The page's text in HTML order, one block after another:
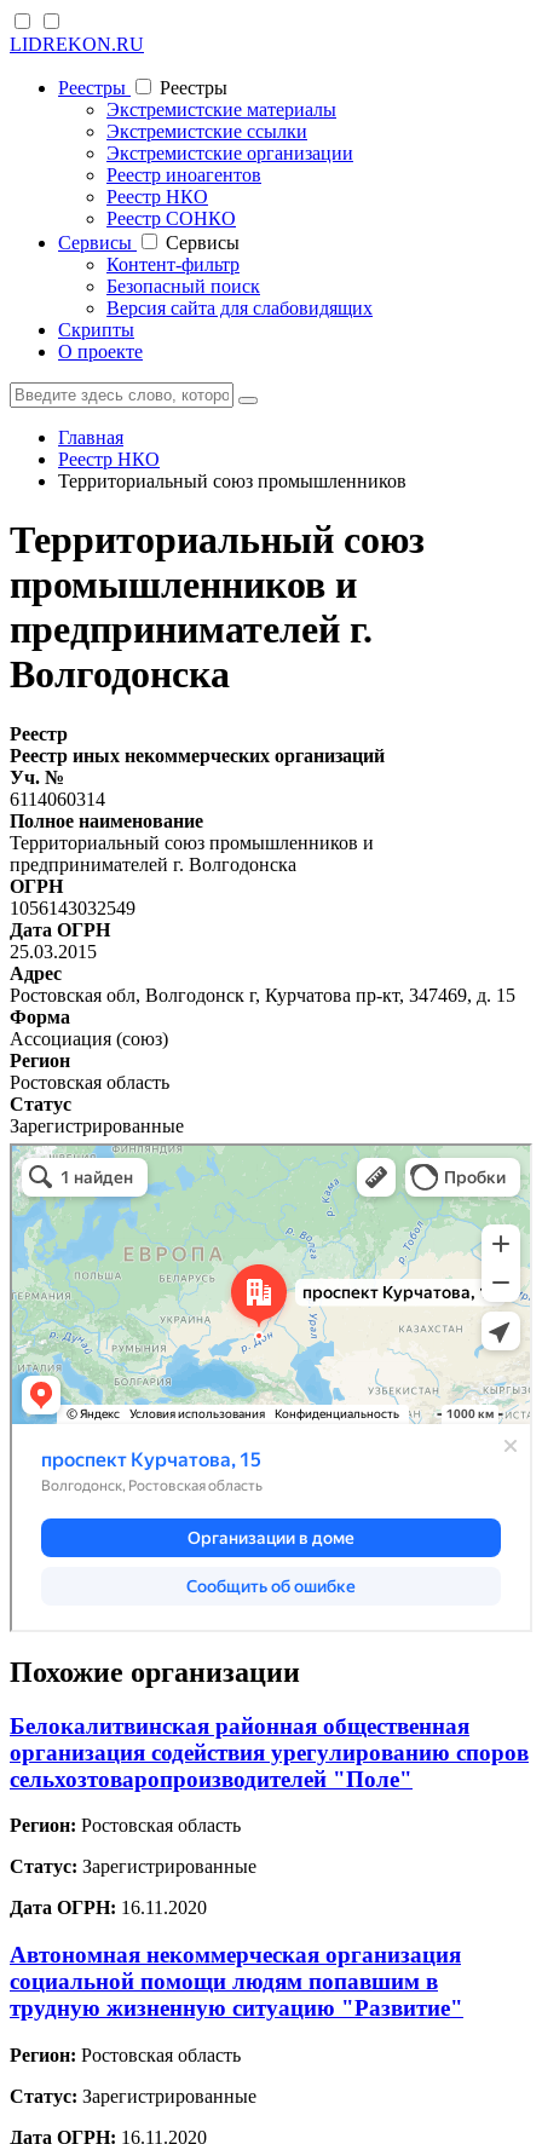
LIDREKON.RU
Реестры
Реестры
Экстремистские материалы
Экстремистские ссылки
Экстремистские организации
Реестр иноагентов
Реестр НКО
Реестр СОНКО
Cервисы
Cервисы
Контент-фильтр
Безопасный поиск
Версия сайта для слабовидящих
Скрипты
О проекте
Главная
Реестр НКО
Территориальный союз промышленников
Территориальный союз
промышленников и
предпринимателей г.
Волгодонска
Реестр
Реестр иных некоммерческих организаций
Уч. №
6114060314
Полное наименование
Территориальный союз промышленников и
предпринимателей г. Волгодонска
ОГРН
1056143032549
Дата ОГРН
25.03.2015
Адрес
Ростовская обл, Волгодонск г, Курчатова пр-кт, 347469, д. 15
Форма
Ассоциация (союз)
Регион
Ростовская область
Статус
Зарегистрированные
Похожие организации
Белокалитвинская районная общественная
организация содействия урегулированию споров
сельхозтоваропроизводителей "Поле"
Регион: Ростовская область
Статус: Зарегистрированные
Дата ОГРН: 16.11.2020
Автономная некоммерческая организация
социальной помощи людям попавшим в
трудную жизненную ситуацию "Развитие"
Регион: Ростовская область
Статус: Зарегистрированные
Дата ОГРН: 16.11.2020